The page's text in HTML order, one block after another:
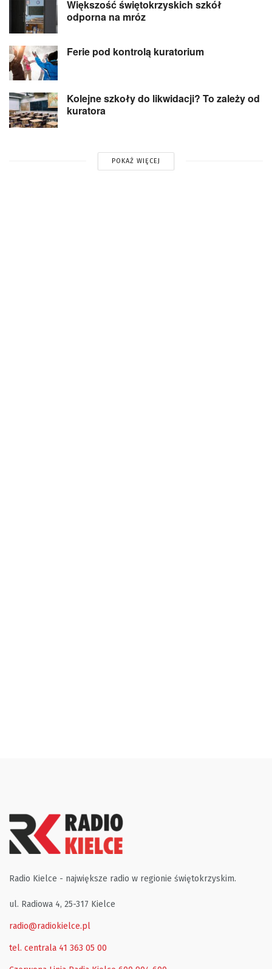
Większość świętokrzyskich szkół
odporna na mróz
Ferie pod kontrolą kuratorium
Kolejne szkoły do likwidacji? To zależy od
kuratora
POKAŻ WIĘCEJ
Radio Kielce - największe radio w regionie świętokrzyskim.
ul. Radiowa 4, 25-317 Kielce
radio@radiokielce.pl
tel. centrala 41 363 05 00